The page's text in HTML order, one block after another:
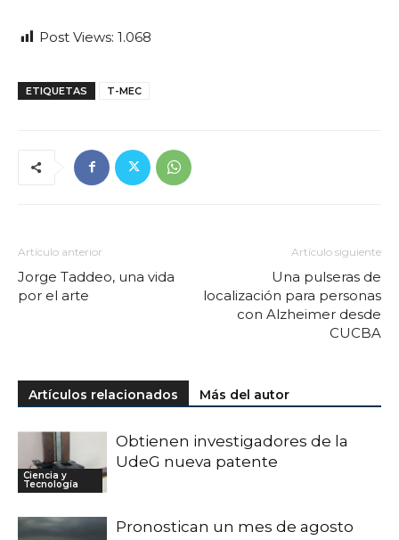
Post Views: 1.068
ETIQUETAS T-MEC
Artículo anterior
Jorge Taddeo, una vida
por el arte
Artículo siguiente
Una pulseras de
localización para personas
con Alzheimer desde
CUCBA
Artículos relacionados Más del autor
Ciencia y
Tecnología
Obtienen investigadores de la
UdeG nueva patente
Pronostican un mes de agosto